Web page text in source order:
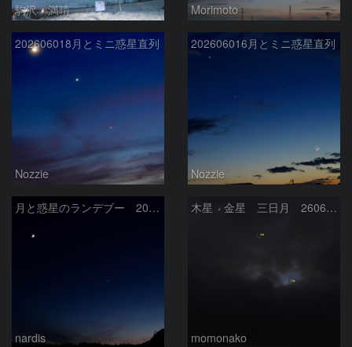
駒沢 満晴 Morimoto
202606018月とミニ惑星直列
Nozzie
202606016月とミニ惑星直列
Nozzie
月と惑星のランデブー 2026/06/19
nardis
木星 金星 三日月 260618
momonako